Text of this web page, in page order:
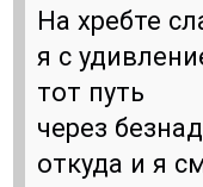
На хребте
я с
тот путь
через
откуда и я